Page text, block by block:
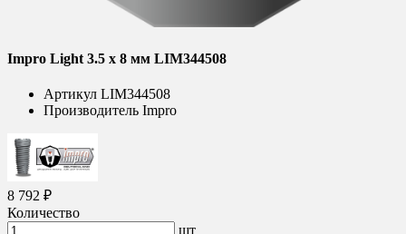
Impro Light 3.5 х 8 мм LIM344508
Артикул LIM344508
Производитель Impro
8 792 ₽
Количество
шт